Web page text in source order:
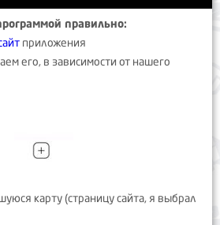
правильно:
приложения
его, в зависимости от нашего
карту (страницу сайта, я выбрал